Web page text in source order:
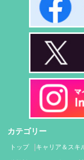
カテゴリー
トップ キャリア＆スキ